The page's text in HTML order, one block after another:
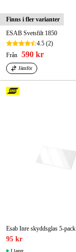
Finns i fler varianter
ESAB Svetsfilt 1850
4.5 (2)
Från 590 kr
Jämför
Esab Inre skyddsglas 5-pack
95 kr
I lager